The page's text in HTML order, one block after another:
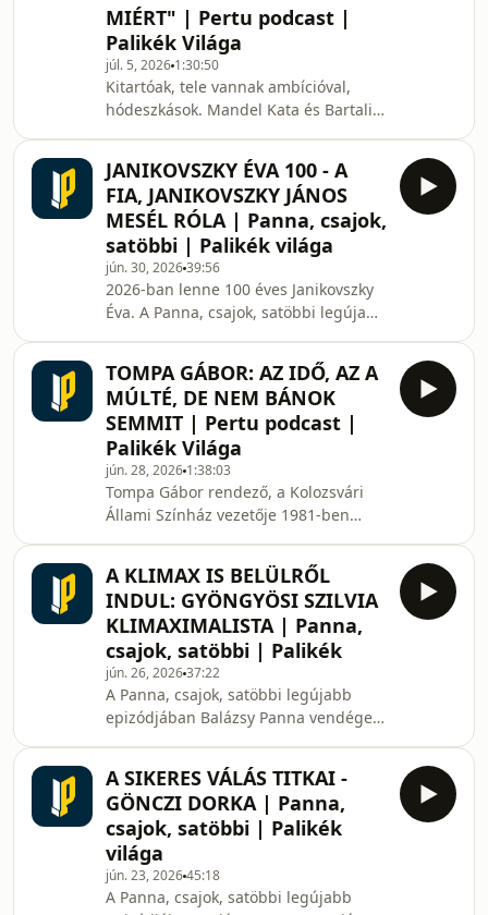
meg ilyenkor több jármű az út szélén?
Tényleg veszélyesebb lehet egy
elöregedett gumi nyáron, mint télen?
Hogyan használjuk jól a klímát, és
milyen apróságokon múlhat,
MIÉRT" | Pertu podcast |
Palikék Világa
júl. 5, 2026 1:30:50
Kitartóak, tele vannak ambícióval,
hódeszkások. Mandel Kata és Bartalis
munkája áll. Ketten együtt
sporttörténelmet írtak: ők lettek az
első romániai női snowboardosok,
akik kivívták az indulás jogát az
ötkarikás játékokon, ezzel pedig
nemcsak saját álmukat váltották
valóra, hanem egy egész sportág előtt
nyitottak új fejezetet Romániában.
Van, amikor egy cél ne
JANIKOVSZKY ÉVA 100 - A
FIA, JANIKOVSZKY JÁNOS
MESÉL RÓLA | Panna, csajok,
satöbbi | Palikék világa
jún. 30, 202639:56
2026-ban lenne 100 éves Janikovszky
Éva. A Panna, csajok, satöbbi legújabb
Janikovszky János, a Móra Könyvkiadó
igazgatója és egyben Janikovszky Éva
fia, valamint Lovász Andrea
főszerkesztő.A beszélgetésben szó
esik arról, hogyan került Janikovszky
Éva a Móra elődjéhez mindössze 28
évesen, hogyan vált szerkesztőből az
ország egyik legnépszerűbb
gyerekkönyvírójává,
TOMPA GÁBOR: AZ IDŐ, AZ A
MÚLTÉ, DE NEM BÁNOK
SEMMIT | Pertu podcast |
Palikék Világa
jún. 28, 2026 1:38:03
Tompa Gábor rendező, a Kolozsvári
Állami Színház vezetője 1981-ben
év alatt a társulat egyik meghatározó
alkotójává vált. A nemzetközileg is
elismert színházi szakember 1990-ben
vette át az intézmény vezetését, majd
olyan alkotói műhellyé formálta,
amely ma már rendszeres résztvevője
a legjelentősebb nemzetközi
fesztiváloknak. Nevéhez fűződik az
Interferenciák
A KLIMAX IS BELÜLRŐL
INDUL: GYÖNGYÖSI SZILVIA
KLIMAXIMALISTA | Panna,
csajok, satöbbi | Palikék
jún. 26, 202637:22
A Panna, csajok, satöbbi legújabb
epizódjában Balázsy Panna vendége
saját történetén keresztül mesél arról,
hogyan változtatta meg az életét a
perimenopauza és a változókor.A
beszélgetésből kiderül, miért nem a
pluszkilók jelentik a legnagyobb
kihívást ebben az időszakban, hanem
azok a mentális és érzelmi változások,
A SIKERES VÁLÁS TITKAI -
GÖNCZI DORKA | Panna,
csajok, satöbbi | Palikék
világa
jún. 23, 202645:18
A Panna, csajok, satöbbi legújabb